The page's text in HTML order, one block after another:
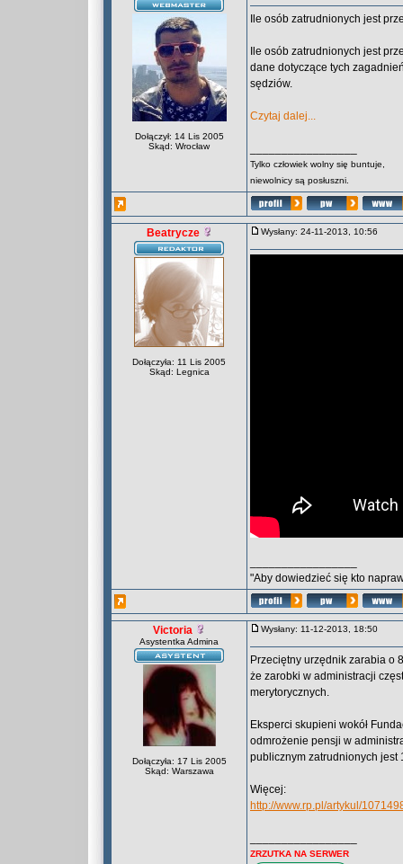
Dołączył: 14 Lis 2005
Skąd: Wrocław
Ile osób zatrudnionych jest
Ile osób zatrudnionych jest
dane dotyczące tych
sędziów.
Czytaj dalej...
Tylko człowiek wolny się buntuje,
niewolnicy są posłuszni.
Beatrycze
Dołączyła: 11 Lis 2005
Skąd: Legnica
Wysłany: 24-11-2013, 10:56
"Aby dowiedzieć się kto
Victoria
Asystentka Admina
Dołączyła: 17 Lis 2005
Skąd: Warszawa
Wysłany: 11-12-2013, 18:50
Przeciętny urzędnik zarabia o
że zarobki w administracji
merytorycznych.
Eksperci skupieni wokół
odmrożenie pensji w
publicznym zatrudnionych jest
Więcej:
http://www.rp.pl/artykul/
ZRZUTKA NA SERWER